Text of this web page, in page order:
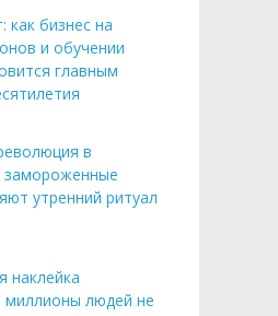
как бизнес на
и обучении
главным
в
замороженные
утренний ритуал
наклейка
миллионы людей не